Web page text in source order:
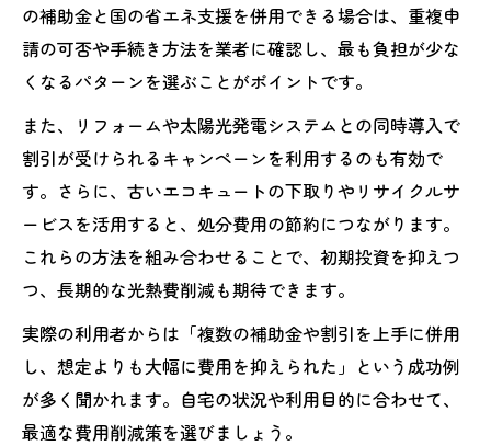
の補助金と国の省エネ支援を併用できる場合は、重複申
請の可否や手続き方法を業者に確認し、最も負担が少な
くなるパターンを選ぶことがポイントです。
また、リフォームや太陽光発電システムとの同時導入で
割引が受けられるキャンペーンを利用するのも有効で
す。さらに、古いエコキュートの下取りやリサイクルサ
ービスを活用すると、処分費用の節約につながります。
これらの方法を組み合わせることで、初期投資を抑えつ
つ、長期的な光熱費削減も期待できます。
実際の利用者からは「複数の補助金や割引を上手に併用
し、想定よりも大幅に費用を抑えられた」という成功例
が多く聞かれます。自宅の状況や利用目的に合わせて、
最適な費用削減策を選びましょう。